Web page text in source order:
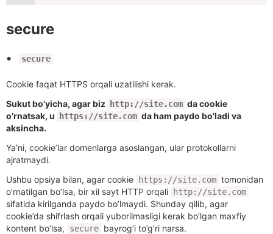
secure
secure
Cookie faqat HTTPS orqali uzatilishi kerak.
Sukut bo’yicha, agar biz http://site.com da cookie
o’rnatsak, u https://site.com da ham paydo bo’ladi va
aksincha.
Ya’ni, cookie’lar domenlarga asoslangan, ular protokollarni
ajratmaydi.
Ushbu opsiya bilan, agar cookie https://site.com tomonidan
o’rnatilgan bo’lsa, bir xil sayt HTTP orqali http://site.com
sifatida kirilganda paydo bo’lmaydi. Shunday qilib, agar
cookie’da shifrlash orqali yuborilmasligi kerak bo’lgan maxfiy
kontent bo’lsa,
secure bayrog’i to’g’ri narsa.